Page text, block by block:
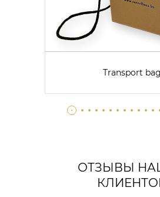
Transport bag
ОТЗЫВЫ